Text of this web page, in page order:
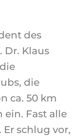
des
Dr. Klaus
die
ca. 50 km
ein. Fast alle
schlug vor,